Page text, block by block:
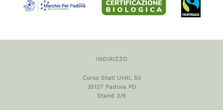
INDIRIZZO
Corso Stati Uniti, 50
35127 Padova PD
Stand 3/6